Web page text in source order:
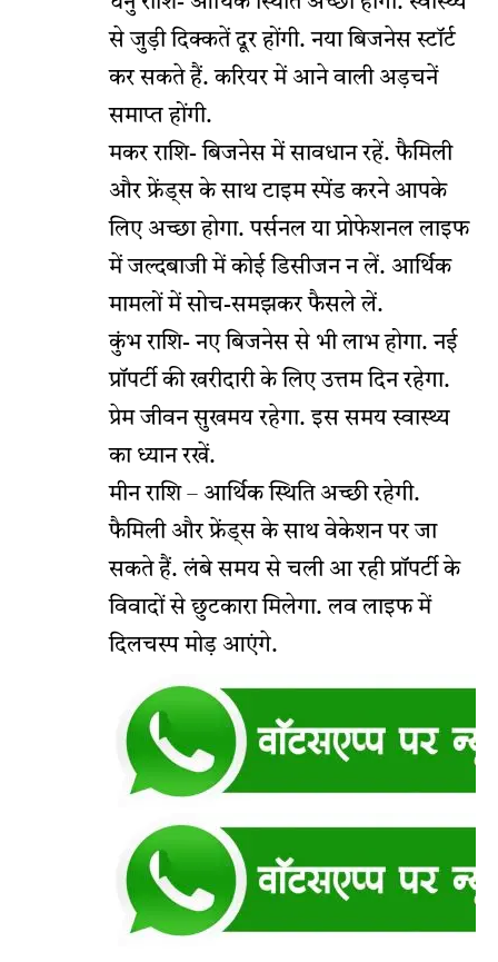
से जुड़ी दिक्कतें दूर होंगी. नया बिजनेस स्टॉर्ट
कर सकते हैं. करियर में आने वाली अड़चनें
समाप्त होंगी.
मकर राशि- बिजनेस में सावधान रहें. फैमिली
और फ्रेंड्स के साथ टाइम स्पेंड करने आपके
लिए अच्छा होगा. पर्सनल या प्रोफेशनल लाइफ
में जल्दबाजी में कोई डिसीजन न लें. आर्थिक
मामलों में सोच-समझकर फैसले लें.
कुंभ राशि- नए बिजनेस से भी लाभ होगा. नई
प्रॉपर्टी की खरीदारी के लिए उत्तम दिन रहेगा.
प्रेम जीवन सुखमय रहेगा. इस समय स्वास्थ्य
का ध्यान रखें.
मीन राशि – आर्थिक स्थिति अच्छी रहेगी.
फैमिली और फ्रेंड्स के साथ वेकेशन पर जा
सकते हैं. लंबे समय से चली आ रही प्रॉपर्टी के
विवादों से छुटकारा मिलेगा. लव लाइफ में
दिलचस्प मोड़ आएंगे.